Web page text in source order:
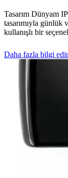
Tasarım Dünyam
tasarımıyla günlük
kullanışlı bir
Daha fazla bilgi